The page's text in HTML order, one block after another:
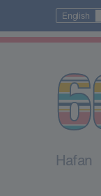
English
Hafan